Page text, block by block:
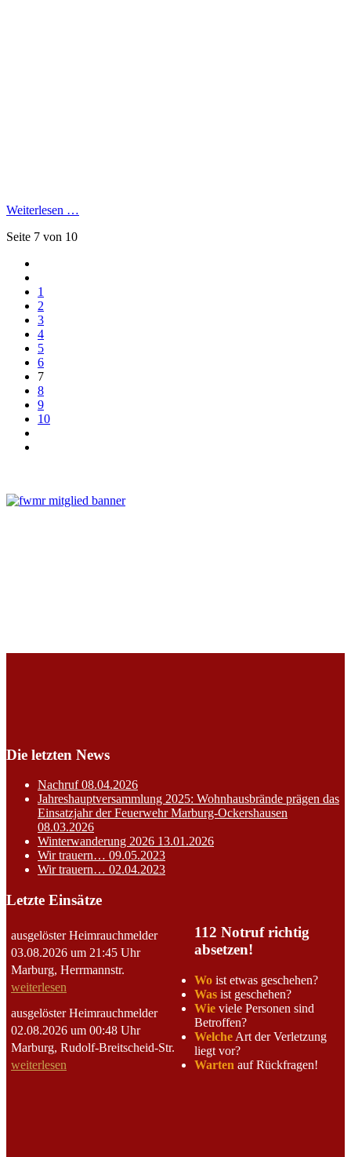
Weiterlesen …
Seite 7 von 10
1
2
3
4
5
6
7
8
9
10
Die letzten News
Nachruf08.04.2026
Jahreshauptversammlung 2025: Wohnhausbrände prägen das
Einsatzjahr der Feuerwehr Marburg-Ockershausen
08.03.2026
Winterwanderung 2026 13.01.2026
Wir trauern… 09.05.2023
Wir trauern… 02.04.2023
Letzte Einsätze
ausgelöster Heimrauchmelder
03.08.2026 um 21:45 Uhr
Marburg, Herrmannstr.
weiterlesen
ausgelöster Heimrauchmelder
02.08.2026 um 00:48 Uhr
Marburg, Rudolf-Breitscheid-Str.
weiterlesen
112 Notruf richtig
absetzen!
Wo ist etwas geschehen?
Was ist geschehen?
Wie viele Personen sind
Betroffen?
Welche Art der Verletzung
liegt vor?
Warten auf Rückfragen!